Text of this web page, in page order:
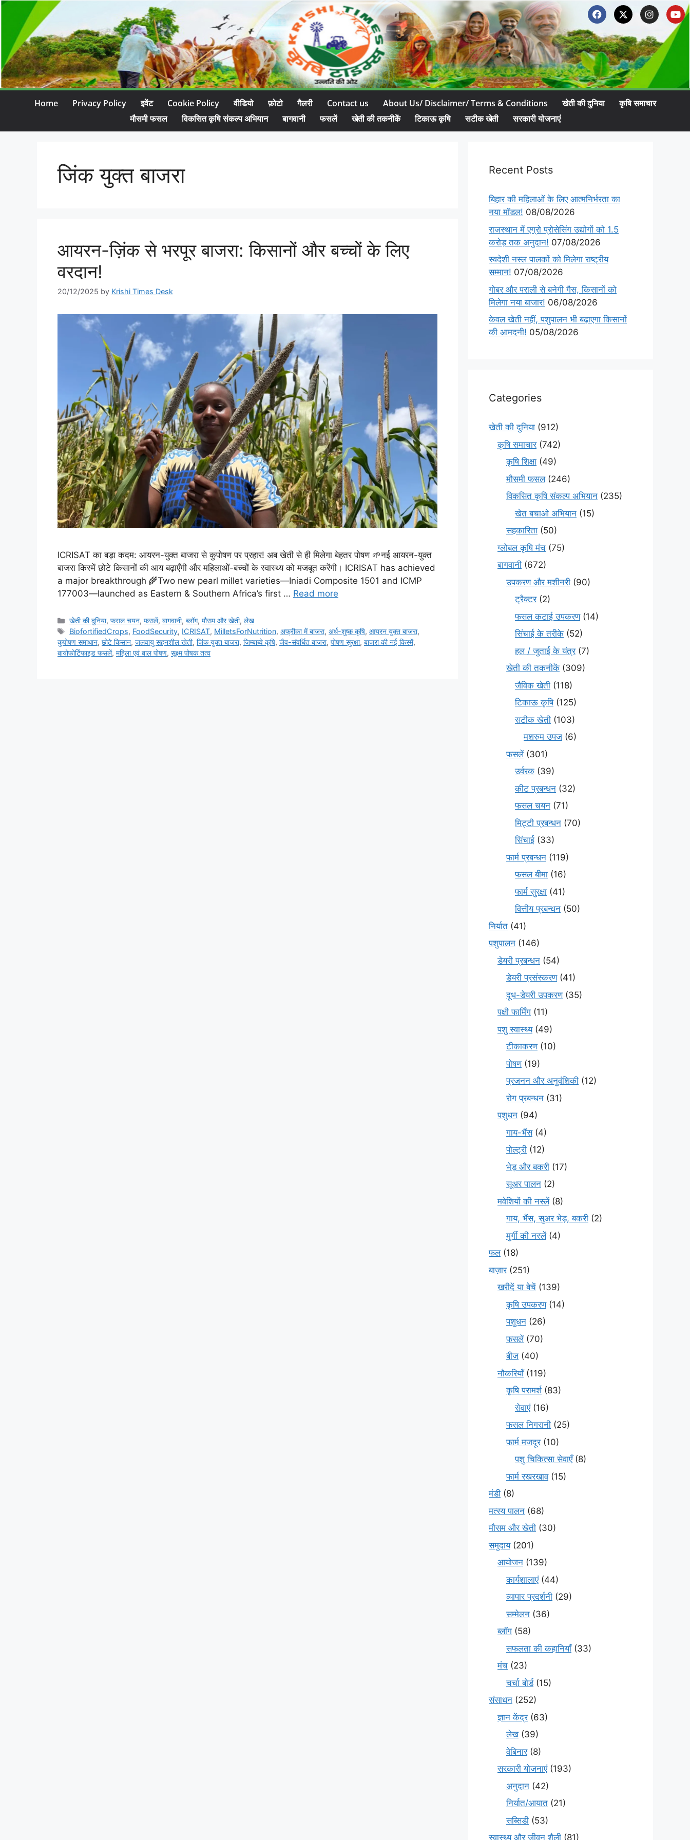
Home Privacy Policy इवेंट Cookie Policy वीडियो फ़ोटो गैलरी Contact us About Us/ Disclaimer/ Terms & Conditions खेती की दुनिया
कृषि समाचार
मौसमी फसल
विकसित कृषि संकल्प अभियान बागवानी फसलें खेती की तकनीकें टिकाऊ कृषि सटीक खेती सरकारी योजनाएं
जिंक युक्त बाजरा
आयरन-ज़िंक से भरपूर बाजरा: किसानों और बच्चों के लिए
वरदान!
20/12/2025 by Krishi Times Desk
ICRISAT का बड़ा कदम: आयरन-युक्त बाजरा से कुपोषण पर प्रहार! अब खेती से ही मिलेगा बेहतर पोषण 🌱नई आयरन-युक्त
बाजरा किस्में छोटे किसानों की आय बढ़ाएँगी और महिलाओं-बच्चों के स्वास्थ्य को मजबूत करेंगी। ICRISAT has achieved
a major breakthrough 🌾Two new pearl millet varieties—Iniadi Composite 1501 and ICMP
177003—launched as Eastern & Southern Africa’s first … Read more
खेती की दुनिया,फसल चयन,फसलें,बागवानी,ब्लॉग,मौसम और खेती,लेख
BiofortifiedCrops, FoodSecurity, ICRISAT, MilletsForNutrition,अफ्रीका में बाजरा,अर्ध-शुष्क कृषि,आयरन युक्त बाजरा,
कुपोषण समाधान, छोटे किसान, जलवायु सहनशील खेती, जिंक युक्त बाजरा, जिम्बाब्वे कृषि, जैव-संवर्धित बाजरा, पोषण सुरक्षा, बाजरा की नई किस्में,
बायोफोर्टिफाइड फसलें, महिला एवं बाल पोषण, सूक्ष्म पोषक तत्व
Recent Posts
बिहार की महिलाओं के लिए आत्मनिर्भरता का
नया मॉडल! 08/08/2026
राजस्थान में एग्रो प्रोसेसिंग उद्योगों को 1.5
करोड़ तक अनुदान! 07/08/2026
स्वदेशी नस्ल पालकों को मिलेगा राष्ट्रीय
सम्मान! 07/08/2026
गोबर और पराली से बनेगी गैस, किसानों को
मिलेगा नया बाजार! 06/08/2026
केवल खेती नहीं, पशुपालन भी बढ़ाएगा किसानों
की आमदनी! 05/08/2026
Categories
खेती की दुनिया (912)
कृषि समाचार(742)
कृषि शिक्षा (49)
मौसमी फसल(246)
विकसित कृषि संकल्प अभियान (235)
खेत बचाओ अभियान (15)
सहकारिता (50)
ग्लोबल कृषि मंच (75)
बागवानी (672)
उपकरण और मशीनरी (90)
ट्रैक्टर(2)
फसल कटाई उपकरण(14)
सिंचाई के तरीके (52)
हल / जुताई के यंत्र(7)
खेती की तकनीकें (309)
जैविक खेती (118)
टिकाऊ कृषि(125)
सटीक खेती (103)
मशरुम उपज (6)
फसलें(301)
उर्वरक (39)
कीट प्रबन्धन (32)
फसल चयन (71)
मि‌ट्टी प्रबन्धन (70)
सिंचाई (33)
फार्म प्रबन्धन (119)
फसल बीमा (16)
फार्म सुरक्षा (41)
वित्तीय प्रबन्धन (50)
निर्यात (41)
पशुपालन (146)
डेयरी प्रबन्धन (54)
डेयरी प्रसंस्करण(41)
दूध-डेयरी उपकरण(35)
पक्षी फार्मिंग (11)
पशु स्वास्थ्य(49)
टीकाकरण(10)
पोषण(19)
प्रजनन और अनुवंशिकी (12)
रोग प्रबन्धन (31)
पशुधन (94)
गाय-भैंस(4)
पोल्ट्री (12)
भेड़ और बकरी (17)
सूअर पालन (2)
मवेशियों की नस्लें(8)
गाय, भैंस, सुअर भेड़, बकरी (2)
मुर्गी की नस्लें(4)
फल(18)
बाज़ार(251)
खरीदें या बेचें (139)
कृषि उपकरण(14)
पशुधन (26)
फसलें(70)
बीज (40)
नौकरियाँ(119)
कृषि परामर्श(83)
सेवाएं(16)
फसल निगरानी (25)
फार्म मजदूर(10)
पशु चिकित्सा सेवाएँ(8)
फार्म रखरखाव(15)
मंडी (8)
मत्स्य पालन (68)
मौसम और खेती (30)
समुदाय(201)
आयोजन (139)
कार्यशालाएं(44)
व्यापार प्रदर्शनी (29)
सम्मेलन (36)
ब्लॉग (58)
सफलता की कहानियाँ(33)
मंच (23)
चर्चा बोर्ड(15)
संसाधन (252)
ज्ञान केंद्र(63)
लेख(39)
वेबिनार(8)
सरकारी योजनाएं(193)
अनुदान (42)
निर्यात/आयात (21)
सब्सिडी (53)
स्वास्थ्य और जीवन शैली (81)